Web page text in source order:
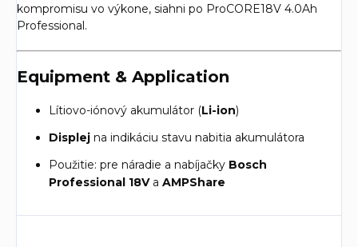
kompromisu vo výkone, siahni po ProCORE18V 4.0Ah
Professional.
Equipment & Application
Lítiovo-iónový akumulátor (Li-ion)
Displej na indikáciu stavu nabitia akumulátora
Použitie: pre náradie a nabíjačky Bosch
Professional 18V a AMPShare